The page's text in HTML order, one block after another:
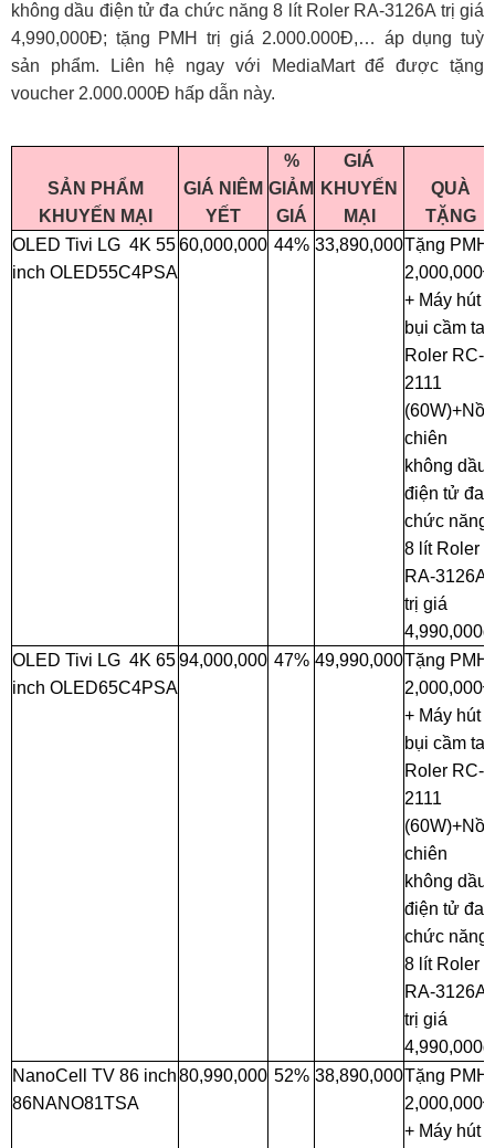
không dầu điện tử đa chức năng 8 lít Roler RA-3126A trị giá
4,990,000Đ; tặng PMH trị giá 2.000.000Đ,… áp dụng tuỳ
sản phẩm. Liên hệ ngay với MediaMart để được tặng
voucher 2.000.000Đ hấp dẫn này.
SẢN PHẨM
KHUYẾN MẠI
GIÁ NIÊM
YẾT
%
GIẢM
GIÁ
GIÁ
KHUYẾN
MẠI
QUÀ
TẶNG
OLED Tivi LG 4K 55
inch OLED55C4PSA
60,000,000 44% 33,890,000Tặng PMH
2,000,000Đ
+ Máy hút
bụi cầm tay
Roler RC-
2111
(60W)+Nồi
chiên
không dầu
điện tử đa
chức năng
8 lít Roler
RA-3126A
trị giá
4,990,000đ
OLED Tivi LG 4K 65
inch OLED65C4PSA
94,000,000 47% 49,990,000Tặng PMH
2,000,000Đ
+ Máy hút
bụi cầm tay
Roler RC-
2111
(60W)+Nồi
chiên
không dầu
điện tử đa
chức năng
8 lít Roler
RA-3126A
trị giá
4,990,000đ
NanoCell TV 86 inch
86NANO81TSA
80,990,000 52% 38,890,000Tặng PMH
2,000,000Đ
+ Máy hút